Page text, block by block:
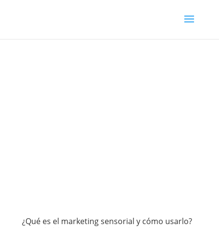
¿Qué es el marketing sensorial y cómo usarlo?